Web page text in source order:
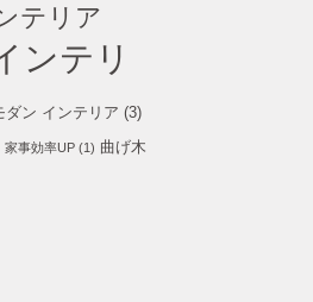
テリア
ンテリ
ダン インテリア (3)
家事効率UP(1) 曲げ木